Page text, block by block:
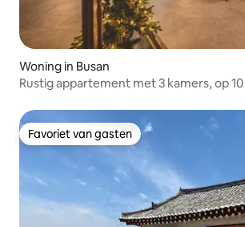
Woning in Busan
Rustig appartement met 3 kamers, op
een ruime woonkamer en 4 queensize
Favoriet van gasten
Favoriet van gasten